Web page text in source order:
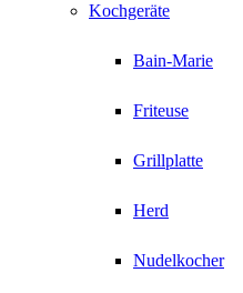
Kochgeräte
Bain-Marie
Friteuse
Grillplatte
Herd
Nudelkocher